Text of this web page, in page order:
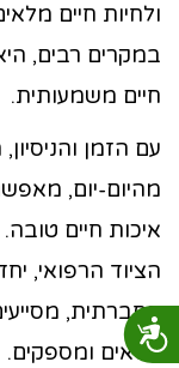
נגישות
ולחיות חיים
במקרים רבים,
חיים משמעותית.
עם הזמן
מהיום-יום,
איכות חיים
הציוד הרפואי,
החברתית,
מלאים ומספקים.